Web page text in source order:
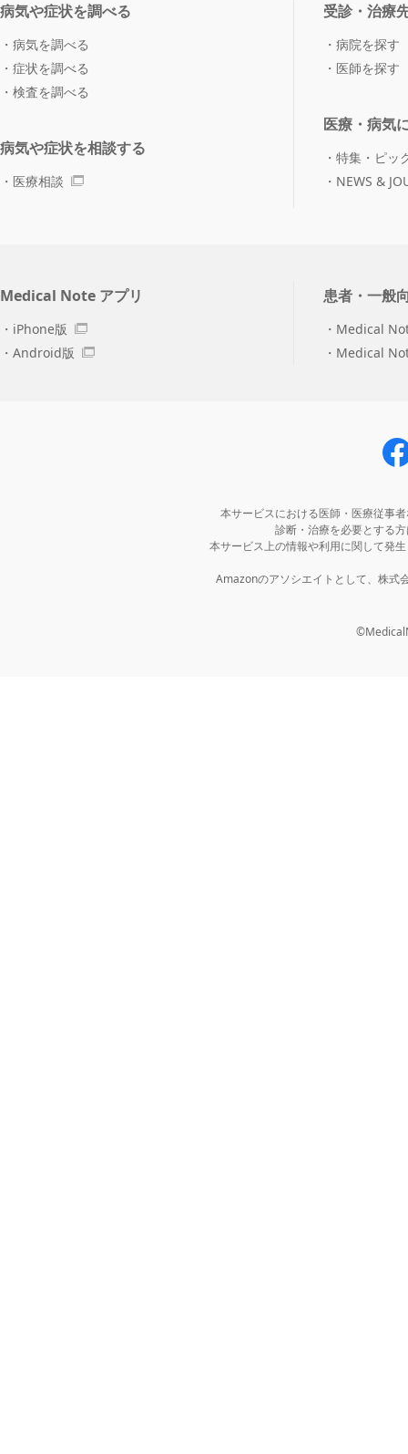
病気や症状を調べる
病気を調べる
症状を調べる
検査を調べる
病気や症状を相談する
医療相談
受診・治療
病院を探す
医師を探す
医療・病気
特集・ピッ
NEWS &
Medical Note アプリ
iPhone版
Android版
患者・一般
Medical
Medical
本サービスにおける医師・医療従事
診断・治療を必要とする
本サービス上の情報や利用に関して発
Amazonのアソシエイトとして、株式